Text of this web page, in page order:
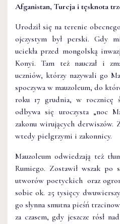
Afganistan, Turcja i tęsknota
Urodził się na terenie
ojczystym był perski. Gdy
uciekła przed mongolską
Konyi. Tam też nauczał i
uczniów, którzy nazywali go
spoczywa w mauzoleum, do
roku 17 grudnia, w rocznicę
odbywa się uroczysta „noc
zakonu wirujących derwiszów.
wtedy pielgrzymi i zakonnicy.
Mauzoleum odwiedzają też
Rumiego. Zostawił wszak
utworów poetyckich oraz
sobie ok. 25 tysięcy
go słynna smutna pieśń
za czasem, gdy jeszcze rósł